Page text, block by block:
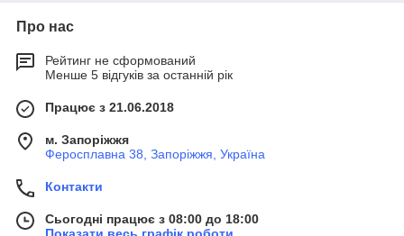
Про нас
Рейтинг не сформований
Менше 5 відгуків за останній рік
Працює з 21.06.2018
м. Запоріжжя
Феросплавна 38, Запоріжжя, Україна
Контакти
Сьогодні працює з 08:00 до 18:00